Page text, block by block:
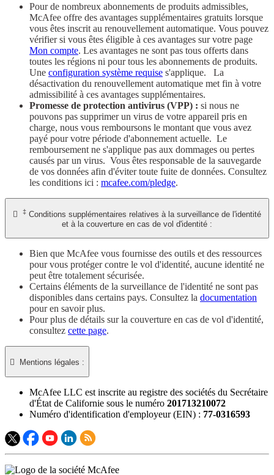
Pour de nombreux abonnements de produits admissibles,
McAfee offre des avantages supplémentaires gratuits lorsque
vous êtes inscrit au renouvellement automatique. Vous pouvez
vérifier si vous êtes éligible à ces avantages sur votre page
Mon compte. Les avantages ne sont pas tous offerts dans
toutes les régions ni pour tous les abonnements de produits.
Une configuration système requise s'applique. La
désactivation du renouvellement automatique met fin à votre
admissibilité à ces avantages supplémentaires.
Promesse de protection antivirus (VPP) : si nous ne
pouvons pas supprimer un virus de votre appareil pris en
charge, nous vous remboursons le montant que vous avez
payé pour votre période d'abonnement actuelle. Le
remboursement ne s'applique pas aux dommages ou pertes
causés par un virus. Vous êtes responsable de la sauvegarde
de vos données afin d'éviter toute fuite de données. Consultez
les conditions ici : mcafee.com/pledge.
 ‡ Conditions supplémentaires relatives à la surveillance de l'identité
et à la couverture en cas de vol d'identité :
Bien que McAfee vous fournisse des outils et des ressources
pour vous protéger contre le vol d'identité, aucune identité ne
peut être totalement sécurisée.
Certains éléments de la surveillance de l'identité ne sont pas
disponibles dans certains pays. Consultez la documentation
pour en savoir plus.
Pour plus de détails sur la couverture en cas de vol d'identité,
consultez cette page.
 Mentions légales :​
McAfee LLC est inscrite au registre des sociétés du Secrétaire
d'État de Californie sous le numéro 201713210072
Numéro d'identification d'employeur (EIN) : 77-0316593